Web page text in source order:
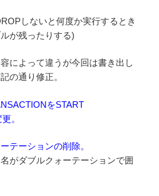
しないと何度か実行するとき
が残ったりする)
によって違うが今回は書き出し
の通り修正。
をSTART
。
テーションの削除。
がダブルクォーテーションで囲